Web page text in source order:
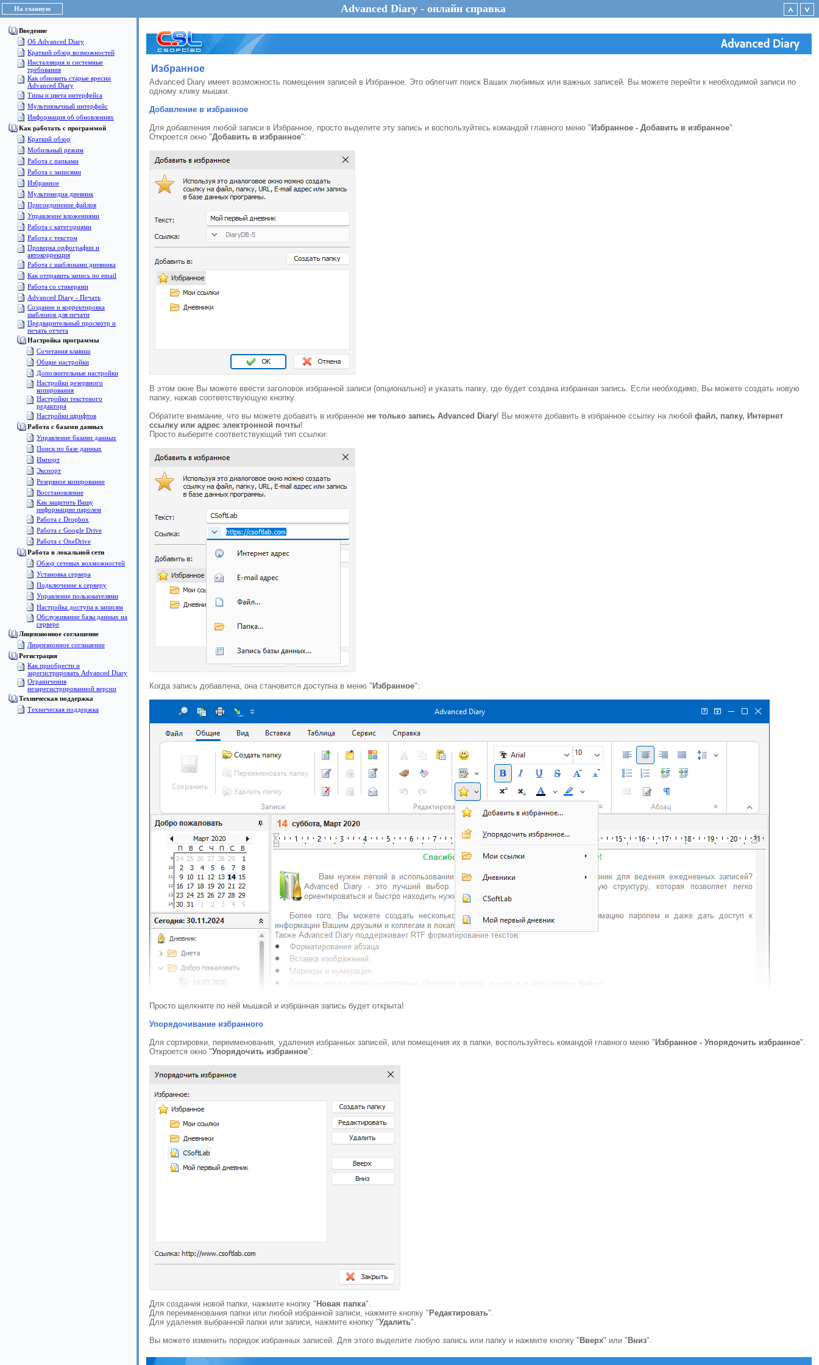
На главную Advanced Diary - онлайн справка
Введение
Об Advanced Diary
Краткий обзор возможностей
Инсталляция и системные
требования
Как обновить старые вресии
Advanced Diary
Типы и цвета интерфейса
Мультиязычный интерфейс
Информация об обновлениях
Как работать с программой
Краткий обзор
Мобильный режим
Работа с папками
Работа с записями
Избранное
Мультимедиа дневник
Присоединение файлов
Управление вложениями
Работа с категориями
Работа с текстом
Проверка орфографии и
автокоррекция
Работа с шаблонами дневника
Как отправить запись по email
Работа со стикерами
Advanced Diary - Печать
Создание и корректировка
шаблонов для печати
Предварительный просмотр и
печать отчета
Настройка программы
Сочетания клавиш
Общие настройки
Дополнительные настройки
Настройки резервного
копирования
Настройки текстового
редактора
Настройки шрифтов
Pабота с базами данных
Управление базами данных
Поиск по базе данных
Импорт
Экспорт
Pезервное копирование
Восстановление
Как защитить Вашу
информацию паролем
Работа с Dropbox
Работа с Google Drive
Работа с OneDrive
Работа в локальной сети
Обзор сетевых вохможностей
Установка сервера
Подключение к серверу
Управление пользователями
Настройка доступа к записям
Обслуживание базы данных на
сервере
Лицензионное соглашение
Лицензионное соглашение
Pегистрация
Как приобрести и
зарегистрировать Advanced Diary
Ограничения
незарегистрированной версии
Техническая поддержка
Техническая поддержка
Избранное
Advanced Diary имеет возможность помещения записей в Избранное. Это облегчит поиск Ваших любимых или важных записей. Вы можете перейти к необходимой записи по
одному клику мышки.
Добавление в избранное
Для добавления любой записи в Избранное, просто выделите эту запись и воспользуйтесь командой главного меню " Избранное - Добавить в избранное".
Откроется окно "Добавить в избранное":
В этом окне Вы можете ввести заголовок избранной записи (опционально) и указать папку, где будет создана избранная запись. Если необходимо, Вы можете создать новую
папку, нажав соответствующую кнопку.
Обратите внимание, что вы можете добавить в избранное не только запись Advanced Diary! Вы можете добавить в избранное ссылку на любой файл, папку, Интернет
ссылку или адрес электронной почты!
Просто выберите соответствующий тип ссылки:
Когда запись добавлена, она становится доступна в меню " Избранное":
Просто щелкните по ней мышкой и избранная запись будет открыта!
Упорядочивание избранного
Для сортировки, переименования, удаления избранных записей, или помещения их в папки, воспользуйтесь командой главного меню " Избранное - Упорядочить избранное".
Откроется окно "Упорядочить избранное":
Для создания новой папки, нажмите кнопку " Новая папка".
Для переименования папки или любой избранной записи, нажмите кнопку " Редактировать".
Для удаления выбранной папки или записи, нажмите кнопку "Удалить".
Вы можете изменить порядок избранных записей. Для этого выделите любую запись или папку и нажмите кнопку " Вверх" или " Вниз".